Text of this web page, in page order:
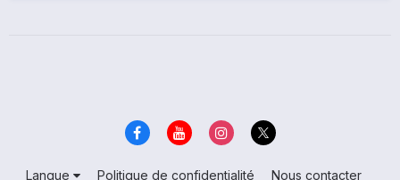
Langue Politique de confidentialité Nous contacter